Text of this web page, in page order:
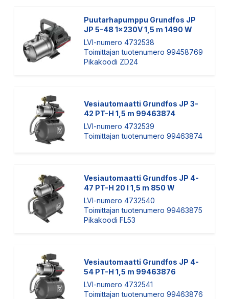
Puutarhapumppu Grundfos JP
JP 5-48 1x230V 1,5 m 1490 W
LVI-numero 4732538
Toimittajan tuotenumero 99458769
Pikakoodi ZD24
Vesiautomaatti Grundfos JP 3-
42 PT-H 1,5 m 99463874
LVI-numero 4732539
Toimittajan tuotenumero 99463874
Vesiautomaatti Grundfos JP 4-
47 PT-H 20 l 1,5 m 850 W
LVI-numero 4732540
Toimittajan tuotenumero 99463875
Pikakoodi FL53
Vesiautomaatti Grundfos JP 4-
54 PT-H 1,5 m 99463876
LVI-numero 4732541
Toimittajan tuotenumero 99463876